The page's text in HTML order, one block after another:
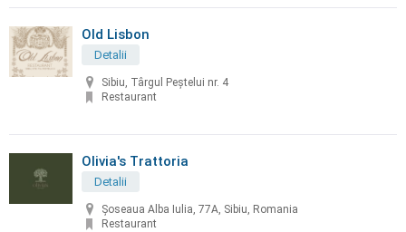
Old Lisbon
Detalii
Sibiu, Târgul Peştelui nr. 4
Restaurant
Olivia's Trattoria
Detalii
Șoseaua Alba Iulia, 77A, Sibiu, Romania
Restaurant